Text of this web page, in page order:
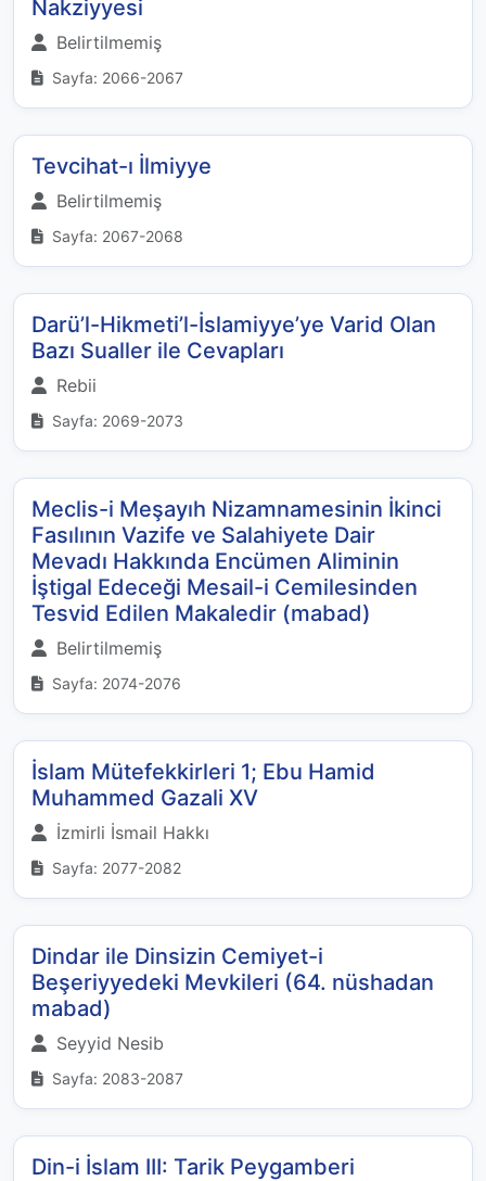
Nakziyyesi
Belirtilmemiş
Sayfa: 2066-2067
Tevcihat-ı İlmiyye
Belirtilmemiş
Sayfa: 2067-2068
Darü’l-Hikmeti’l-İslamiyye’ye Varid Olan
Bazı Sualler ile Cevapları
Rebii
Sayfa: 2069-2073
Meclis-i Meşayıh Nizamnamesinin İkinci
Fasılının Vazife ve Salahiyete Dair
Mevadı Hakkında Encümen Aliminin
İştigal Edeceği Mesail-i Cemilesinden
Tesvid Edilen Makaledir (mabad)
Belirtilmemiş
Sayfa: 2074-2076
İslam Mütefekkirleri 1; Ebu Hamid
Muhammed Gazali XV
İzmirli İsmail Hakkı
Sayfa: 2077-2082
Dindar ile Dinsizin Cemiyet-i
Beşeriyyedeki Mevkileri (64. nüshadan
mabad)
Seyyid Nesib
Sayfa: 2083-2087
Din-i İslam III: Tarik Peygamberi